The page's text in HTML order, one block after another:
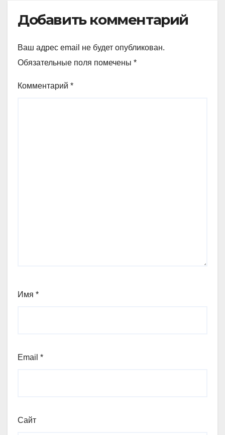
Добавить комментарий
Ваш адрес email не будет опубликован.
Обязательные поля помечены *
Комментарий *
Имя *
Email *
Сайт